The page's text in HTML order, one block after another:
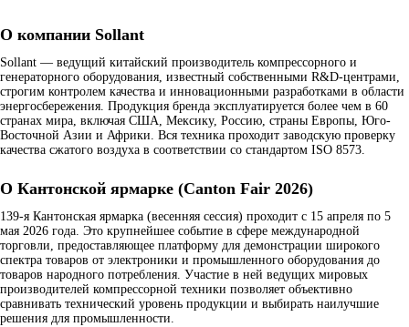
О компании Sollant
Sollant — ведущий китайский производитель компрессорного и
генераторного оборудования, известный собственными R&D-центрами,
строгим контролем качества и инновационными разработками в области
энергосбережения. Продукция бренда эксплуатируется более чем в 60
странах мира, включая США, Мексику, Россию, страны Европы, Юго-
Восточной Азии и Африки. Вся техника проходит заводскую проверку
качества сжатого воздуха в соответствии со стандартом ISO 8573.
О Кантонской ярмарке (Canton Fair 2026)
139-я Кантонская ярмарка (весенняя сессия) проходит с 15 апреля по 5
мая 2026 года. Это крупнейшее событие в сфере международной
торговли, предоставляющее платформу для демонстрации широкого
спектра товаров от электроники и промышленного оборудования до
товаров народного потребления. Участие в ней ведущих мировых
производителей компрессорной техники позволяет объективно
сравнивать технический уровень продукции и выбирать наилучшие
решения для промышленности.